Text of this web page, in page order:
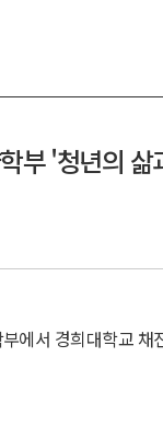
부 '청년의 삶
에서 경희대학교